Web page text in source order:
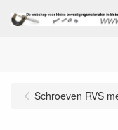
Schroeven RVS